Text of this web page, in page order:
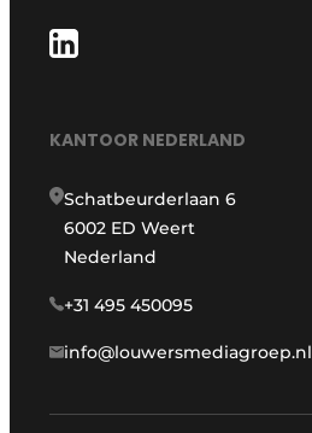
KANTOOR NEDERLAND
Schatbeurderlaan 6
6002 ED Weert
Nederland
+31 495 450095
info@louwersmediagroep.nl